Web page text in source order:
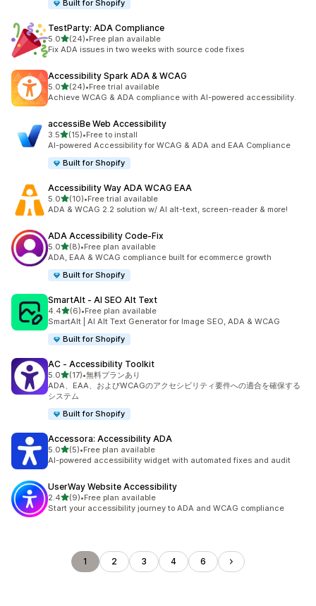
Built for Shopify
TestParty: ADA Compliance
5.05つ星中
(24)
合計レビュー数：24件
•Free plan available
Fix ADA issues in two weeks with source code fixes
Accessibility Spark ADA & WCAG
5.05つ星中
(24)
合計レビュー数：24件
•Free trial available
Achieve WCAG & ADA compliance with AI-powered accessibility.
accessiBe Web Accessibility
3.55つ星中
(15)
合計レビュー数：15件
•Free to install
AI-powered Accessibility for WCAG & ADA and EAA Compliance
Built for Shopify
Accessibility Way ADA WCAG EAA
5.05つ星中
(10)
合計レビュー数：10件
•Free trial available
ADA & WCAG 2.2 solution w/ AI alt-text, screen-reader & more!
ADA Accessibility Code‑Fix
5.05つ星中
(8)
合計レビュー数：8件
•Free plan available
ADA, EAA & WCAG compliance built for ecommerce growth
Built for Shopify
SmartAlt ‑ AI SEO Alt Text
4.45つ星中
(6)
合計レビュー数：6件
•Free plan available
SmartAlt | AI Alt Text Generator for Image SEO, ADA & WCAG
Built for Shopify
AC ‑ Accessibility Toolkit
5.05つ星中
(17)
合計レビュー数：17件
•無料プランあり
ADA、EAA、およびWCAGのアクセシビリティ要件への適合を確保する
システム
Built for Shopify
Accessora: Accessibility ADA
5.05つ星中
(5)
合計レビュー数：5件
•Free plan available
AI-powered accessibility widget with automated fixes and audit
UserWay Website Accessibility
2.45つ星中
(9)
合計レビュー数：9件
•Free plan available
Start your accessibility journey to ADA and WCAG compliance
1 2 3 4 6